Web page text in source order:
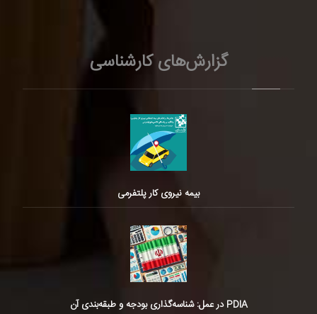
گزارش‌های کارشناسی
بیمه نیروی کار پلتفرمی
PDIA در عمل: شناسه‌گذاری بودجه و طبقه‌بندی آن